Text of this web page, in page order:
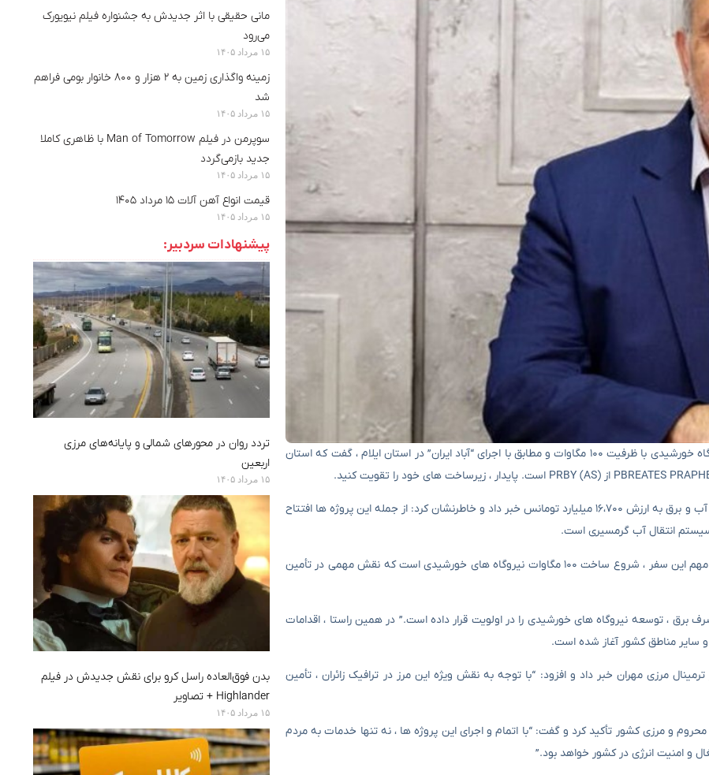
براساس خبرگزاری تاسنیم ایلام ، عباس علی آبادی در آغاز ساخت ۲۳ نیروگاه خورشیدی با ظرفیت ۱۰۰ مگاوات و مطابق با اجرای “آباد ایران” در استان ایلام ، گفت که استان
وزیر انرژی از بهره برداری و راه اندازی بیش از ۲۰ پروژه مهم در بخش های آب و برق به ارزش ۱۶،۷۰۰ میلیارد تومانس خبر داد و خاطرنشان کرد: از جمله این پروژه ها افتتاح
وی بر ادامه توسعه انرژی پاک در کشور تأکید کرد: یکی دیگر از محورهای مهم این سفر ، شروع ساخت ۱۰۰ مگاوات نیروگاه های خورشیدی است که نقش مهمی در تأمین
برق ، توسعه نیروگاه های خورشیدی را در اولویت قرار داده است.” در همین راستا ، اقدامات
و سایر مناطق کشور آغاز شده است.
مرزی مهران خبر داد و افزود: “با توجه به نقش ویژه این مرز در ترافیک زائران ، تأمین
و مرزی کشور تأکید کرد و گفت: “با اتمام و اجرای این پروژه ها ، نه تنها خدمات به مردم
و امنیت انرژی در کشور خواهد بود.”
مانی حقیقی با اثر جدیدش به جشنواره فیلم نیویورک
می‌رود
۱۵ مرداد ۱۴۰۵
زمینه واگذاری زمین به ۲ هزار و ۸۰۰ خانوار بومی فراهم
شد
۱۵ مرداد ۱۴۰۵
سوپرمن در فیلم Man of Tomorrow با ظاهری کاملا
جدید بازمی‌گردد
۱۵ مرداد ۱۴۰۵
قیمت انواع آهن آلات ۱۵ مرداد ۱۴۰۵
۱۵ مرداد ۱۴۰۵
پیشنهادات سردبیر:
تردد روان در محورهای شمالی و پایانه‌های مرزی
اربعین
۱۵ مرداد ۱۴۰۵
بدن فوق‌العاده راسل کرو برای نقش جدیدش در فیلم
Highlander + تصاویر
۱۵ مرداد ۱۴۰۵